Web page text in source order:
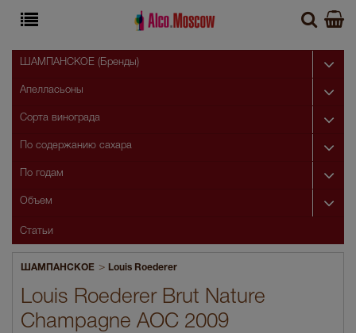
ШАМПАНСКОЕ > Louis Roederer
Louis Roederer Brut Nature
Champagne AOC 2009
ШАМПАНСКОЕ (Бренды)
Апелласьоны
Сорта винограда
По содержанию сахара
По годам
Объем
Статьи